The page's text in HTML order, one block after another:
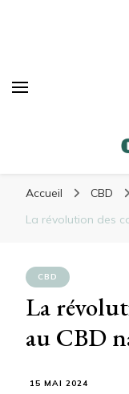
Accueil
CBD
La révolution des
CBD
La
au CBD
15 MAI 2024